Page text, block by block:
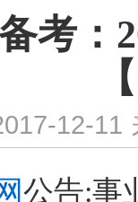
考：
12-11
公告:事